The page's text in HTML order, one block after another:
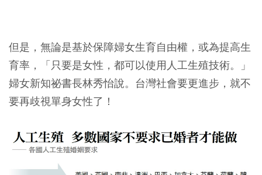
但是，無論是基於保障婦女生育自由權，或為提高生
育率，「只要是女性，都可以使用人工生殖技術。」
婦女新知祕書長林秀怡說。台灣社會要更進步，就不
要再歧視單身女性了！